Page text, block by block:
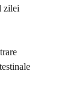
zilei